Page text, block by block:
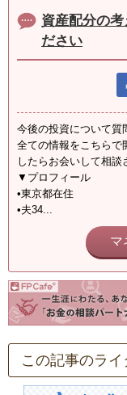
資産配分の
ださい
今後の投資について質
全ての情報をこちらで
したらお会いして相談
▼プロフィール
•東京都在住
•夫34...
マ
この記事のラ